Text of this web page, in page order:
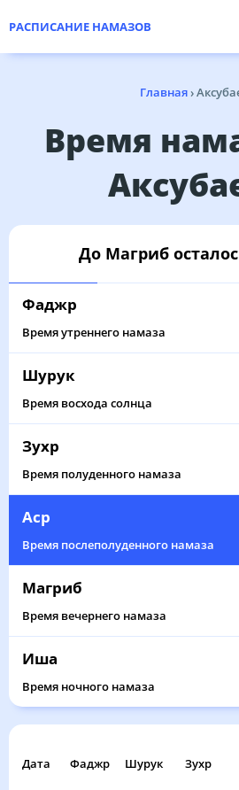
РАСПИСАНИЕ НАМАЗОВ
Главная›
Время
До Магриб
Фаджр
Время утреннего намаза
Шурук
Время восхода солнца
Зухр
Время полуденного намаза
Аср
Время послеполуденного намаза
Магриб
Время вечернего намаза
Иша
Время ночного намаза
Дата Фаджр Шурук Зухр